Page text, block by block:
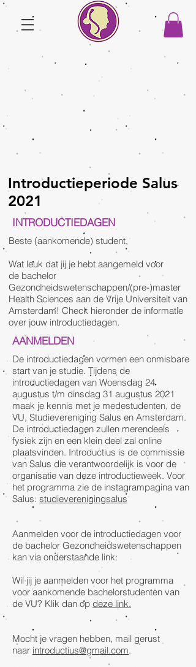
Introductieperiode Salus
2021
INTRODUCTIEDAGEN
Beste (aankomende) student,
Wat leuk dat jij je hebt aangemeld voor
de bachelor
Gezondheidswetenschappen/(pre-)master
Health Sciences aan de Vrije Universiteit van
Amsterdam! Check hieronder de informatie
over jouw introductiedagen.
AANMELDEN
De introductiedagen vormen een onmisbare
start van je studie. Tijdens de
introductiedagen van Woensdag 24
augustus t/m dinsdag 31 augustus 2021
maak je kennis met je medestudenten, de
VU, Studievereniging Salus en Amsterdam.
De introductiedagen zullen merendeels
fysiek zijn en een klein deel zal online
plaatsvinden. Introductius is de commissie
van Salus die verantwoordelijk is voor de
organisatie van deze introductieweek. Voor
het programma zie de instagrampagina van
Salus: studieverenigingsalus
Aanmelden voor de introductiedagen voor
de bachelor Gezondheidswetenschappen
kan via onderstaande link:
Wil jij je aanmelden voor het programma
voor aankomende bachelorstudenten van
de VU? Klik dan op deze link.
Mocht je vragen hebben, mail gerust
naar introductius@gmail.com.